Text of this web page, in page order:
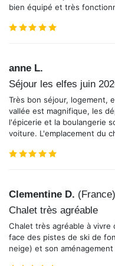
bien équipé et très
anne L.
Séjour les elfes juin
Très bon séjour, logement,
vallée est magnifique, les
l'épicerie et la boulangerie
voiture. L'emplacement du
Clementine D. (France)
Chalet très agréable
Chalet très agréable à
face des pistes de ski de
neige) et son